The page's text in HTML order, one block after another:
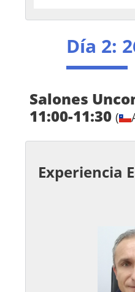
Día 2:
Salones
11:00-11:30 (
Experiencia